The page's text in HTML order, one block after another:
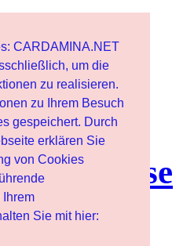
CARDAMINA.NET
um die
zu realisieren.
zu Ihrem Besuch
gespeichert. Durch
erklären Sie
von Cookies
Ihrem
Sie mit hier: